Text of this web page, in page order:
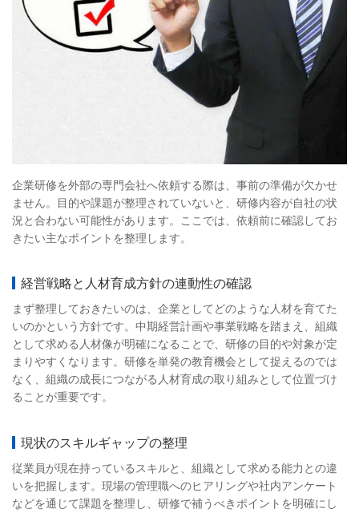
企業研修を外部の専門会社へ依頼する際は、事前の準備が欠かせ
ません。目的や課題が整理されていないと、研修内容が自社の状
況と合わない可能性があります。ここでは、依頼前に確認してお
きたい主なポイントを整理します。
経営戦略と人材育成方針の連動性の確認
まず整理しておきたいのは、企業としてどのような人材を育てた
いのかという方針です。中期経営計画や事業戦略を踏まえ、組織
として求める人材像が明確になることで、研修の目的や対象が定
まりやすくなります。研修を単発の教育機会として捉えるのでは
なく、組織の成長につながる人材育成の取り組みとして位置づけ
ることが重要です。
現状のスキルギャップの整理
従業員が現在持っているスキルと、組織として求める能力との違
いを把握します。現場の管理職へのヒアリングや社内アンケート
などを通じて課題を整理し、研修で補うべきポイントを明確にし